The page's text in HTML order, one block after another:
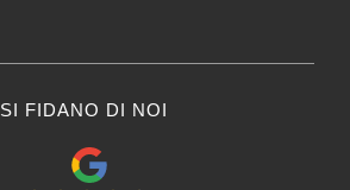
SI FIDANO DI NOI